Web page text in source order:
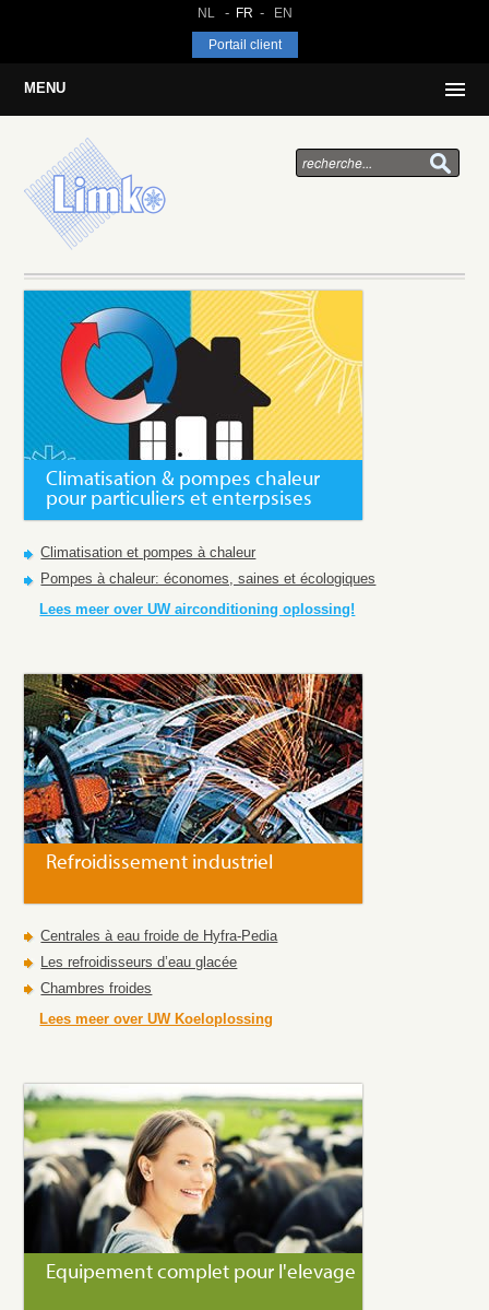
NL FR EN
Portail client
MENU
Climatisation & pompes chaleur
pour particuliers et enterpsises
Climatisation et pompes à chaleur
Pompes à chaleur: économes, saines et écologiques
Lees meer over UW airconditioning oplossing!
Refroidissement industriel
Centrales à eau froide de Hyfra-Pedia
Les refroidisseurs d’eau glacée
Chambres froides
Lees meer over UW Koeloplossing
Equipement complet pour l'elevage